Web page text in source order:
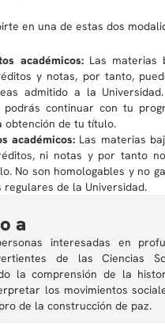
en una de estas dos
académicos:Las materias
y notas, por tanto,
admitido a la
podrás continuar con tu
obtención de tu título.
académicos: Las materias
ni notas y por tanto
No son homologables y no
regulares de la Universidad.
a
interesadas en
de las Ciencias
la comprensión de la
los movimientos
de la construcción de paz.